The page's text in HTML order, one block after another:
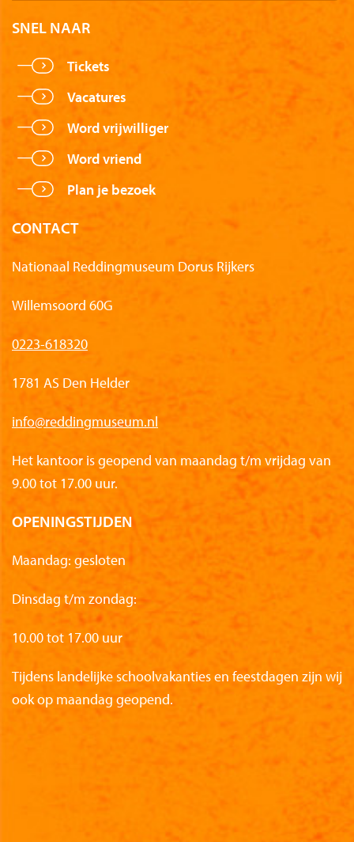
SNEL NAAR
Tickets
Vacatures
Word vrijwilliger
Word vriend
Plan je bezoek
CONTACT
Nationaal Reddingmuseum Dorus Rijkers
Willemsoord 60G
0223-618320
1781 AS Den Helder
info@reddingmuseum.nl
Het kantoor is geopend van maandag t/m vrijdag van
9.00 tot 17.00 uur.
OPENINGSTIJDEN
Maandag: gesloten
Dinsdag t/m zondag:
10.00 tot 17.00 uur
Tijdens landelijke schoolvakanties en feestdagen zijn wij
ook op maandag geopend.